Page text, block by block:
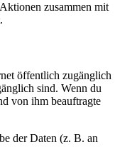
zusammen mit
öffentlich zugänglich
sind. Wenn du
von ihm beauftragte
der Daten (z. B. an